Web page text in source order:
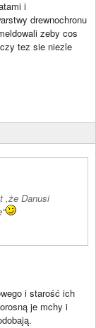
i
drewnochronu
zeby cos
tez sie niezle
,że Danusi
i starość ich
je mchy i